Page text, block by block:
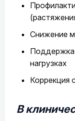
Снижение
Поддержка
нагрузках
Коррекция
В